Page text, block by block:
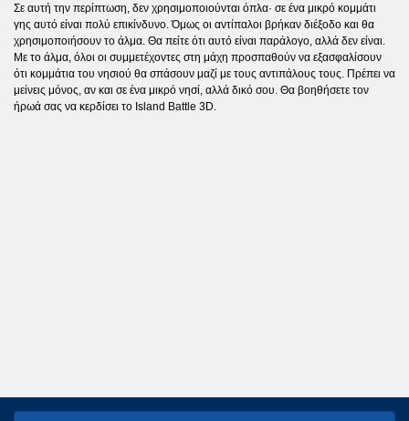
Σε αυτή την περίπτωση, δεν χρησιμοποιούνται όπλα· σε ένα μικρό κομμάτι
γης αυτό είναι πολύ επικίνδυνο. Όμως οι αντίπαλοι βρήκαν διέξοδο και θα
χρησιμοποιήσουν το άλμα. Θα πείτε ότι αυτό είναι παράλογο, αλλά δεν είναι.
Με το άλμα, όλοι οι συμμετέχοντες στη μάχη προσπαθούν να εξασφαλίσουν
ότι κομμάτια του νησιού θα σπάσουν μαζί με τους αντιπάλους τους. Πρέπει να
μείνεις μόνος, αν και σε ένα μικρό νησί, αλλά δικό σου. Θα βοηθήσετε τον
ήρωά σας να κερδίσει το Island Battle 3D.